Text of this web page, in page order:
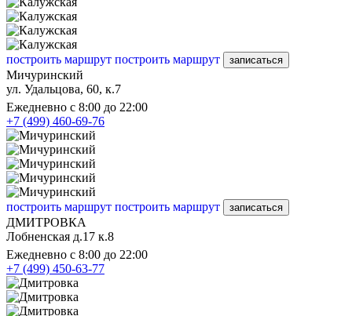
построить маршрут построить маршрут записаться
Мичуринский
ул. Удальцова, 60, к.7
Ежедневно с 8:00 до 22:00
+7 (499) 460-69-76
построить маршрут построить маршрут записаться
ДМИТРОВКА
Лобненская д.17 к.8
Ежедневно с 8:00 до 22:00
+7 (499) 450-63-77